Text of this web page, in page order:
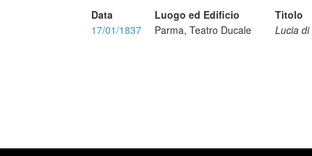
Data Luogo ed Edificio
Titolo
17/01/1837
Parma, Teatro Ducale Lucia